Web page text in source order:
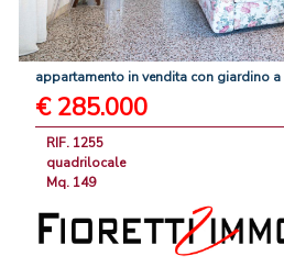
appartamento invendita con giardino a
€ 285.000
RIF. 1255
quadrilocale
Mq. 149